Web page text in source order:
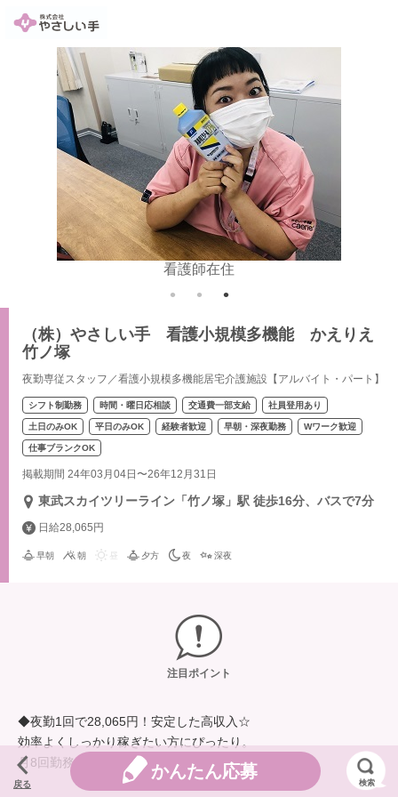
看護師在住
（株）やさしい手 看護小規模多機能 かえりえ
竹ノ塚
夜勤専従スタッフ／看護小規模多機能居宅介護施設【アルバイト・パート】
シフト制勤務 時間・曜日応相談 交通費一部支給 社員登用あり
土日のみOK 平日のみOK 経験者歓迎 早朝・深夜勤務 Wワーク歓迎
仕事ブランクOK
掲載期間 24年03月04日〜26年12月31日
東武スカイツリーライン「竹ノ塚」駅 徒歩16分、バスで7分
日給28,065円
早朝 朝 夕方 夜 深夜
注目ポイント
◆夜勤1回で28,065円！安定した高収入☆
効率よくしっかり稼ぎたい方にぴったり。
月8回勤務でも月収22万円以上が可能です。
戻る
かんたん応募
検索